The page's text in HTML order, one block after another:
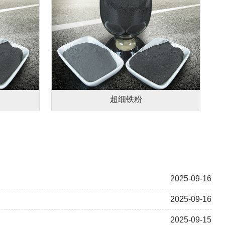
超细铁粉
2025-09-16
2025-09-16
2025-09-15